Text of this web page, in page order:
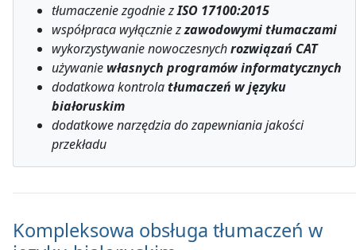
tłumaczenie zgodnie zISO 17100:2015
współpraca wyłącznie zzawodowymi tłumaczami
wykorzystywanie nowoczesnychrozwiązań CAT
używanie własnych programów informatycznych
dodatkowa kontrolatłumaczeń w języku
białoruskim
dodatkowe narzędzia do zapewniania jakości
przekładu
Kompleksowa obsługa tłumaczeń w